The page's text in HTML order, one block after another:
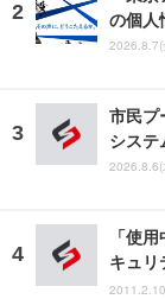
の個人
2026.8.7(
市民プ
システ
2026.8.6(
「使
キュリ